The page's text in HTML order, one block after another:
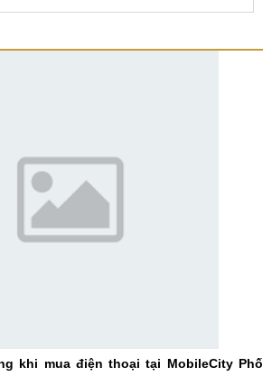
khi mua điện thoại tại MobileCity Phố